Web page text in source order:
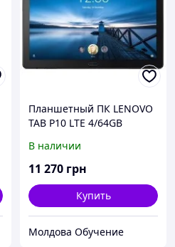
Планшетный ПК LENOVO
TAB P10 LTE 4/64GB
В наличии
11 270 грн
Купить
Молдова Обучение